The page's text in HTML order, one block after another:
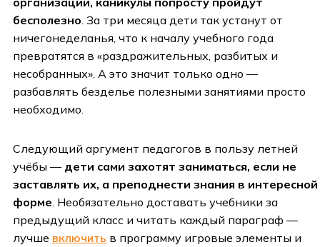
бесполезно. За три месяца дети так устанут от
ничегонеделанья, что к началу учебного года
превратятся в «раздражительных, разбитых и
несобранных». А это значит только одно —
разбавлять безделье полезными занятиями просто
необходимо.
Следующий аргумент педагогов в пользу летней
учёбы — дети сами захотят заниматься, если не
заставлять их, а преподнести знания в интересной
форме. Необязательно доставать учебники за
предыдущий класс и читать каждый параграф —
лучше включить в программу игровые элементы и